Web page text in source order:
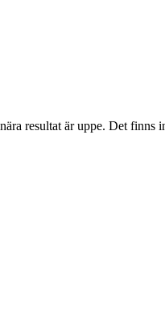
resultat är uppe. Det finns